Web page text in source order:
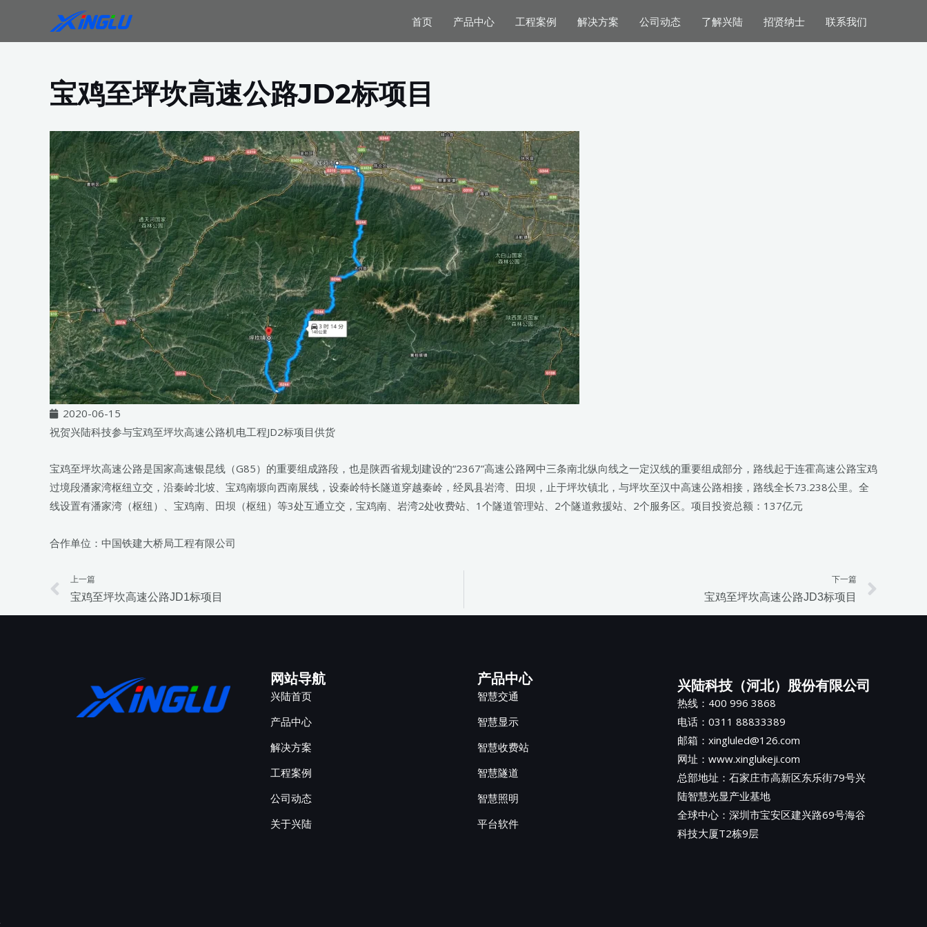
内
首页 产品中心 工程案例 解决方案 公司动态 了解兴陆 招贤纳士 联系我们
宝鸡至坪坎高速公路JD2标项目
2020-06-15
祝贺兴陆科技参与宝鸡至坪坎高速公路机电工程JD2标项目供货
宝鸡至坪坎高速公路是国家高速银昆线（G85）的重要组成路段，也是陕西省规划建设的“2367”高速公路网中三条南北纵向线之一定汉线的重要组成部分，路线起于连霍高速公路宝鸡
过境段潘家湾枢纽立交，沿秦岭北坡、宝鸡南塬向西南展线，设秦岭特长隧道穿越秦岭，经凤县岩湾、田坝，止于坪坎镇北，与坪坎至汉中高速公路相接，路线全长73.238公里。全
线设置有潘家湾（枢纽）、宝鸡南、田坝（枢纽）等3处互通立交，宝鸡南、岩湾2处收费站、1个隧道管理站、2个隧道救援站、2个服务区。项目投资总额：137亿元
合作单位：中国铁建大桥局工程有限公司
Prev
上一篇
宝鸡至坪坎高速公路JD1标项目
下一篇
宝鸡至坪坎高速公路JD3标项目
网站导航
兴陆首页
产品中心
解决方案
工程案例
公司动态
关于兴陆
产品中心
智慧交通
智慧显示
智慧收费站
智慧隧道
智慧照明
平台软件
兴陆科技（河北）股份有限公司
热线：400 996 3868
电话：0311 88833389
邮箱：xingluled@126.com
网址：www.xinglukeji.com
总部地址： 石家庄市高新区东乐街79号兴
陆智慧光显产业基地
全球中心：深圳市宝安区建兴路69号海谷
科技大厦T2栋9层